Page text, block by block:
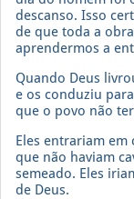
descanso. Isso
de que toda a
aprendermos a
Quando Deus
e os conduziu
que o povo não
Eles entrariam em
que não haviam
semeado. Eles
de Deus.